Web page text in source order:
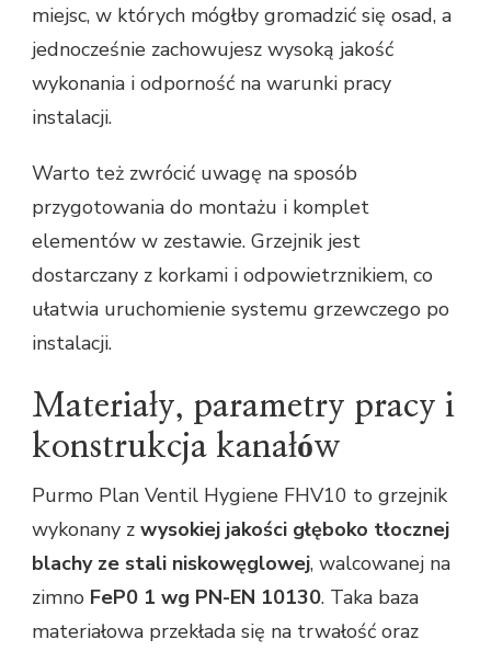
miejsc, w których mógłby gromadzić się osad, a
jednocześnie zachowujesz wysoką jakość
wykonania i odporność na warunki pracy
instalacji.
Warto też zwrócić uwagę na sposób
przygotowania do montażu i komplet
elementów w zestawie. Grzejnik jest
dostarczany z korkami i odpowietrznikiem, co
ułatwia uruchomienie systemu grzewczego po
instalacji.
Materiały, parametry pracy i
konstrukcja kanałów
Purmo Plan Ventil Hygiene FHV10 to grzejnik
wykonany z wysokiej jakości głęboko tłocznej
blachy ze stali niskowęglowej, walcowanej na
zimno FeP0 1 wg PN-EN 10130. Taka baza
materiałowa przekłada się na trwałość oraz